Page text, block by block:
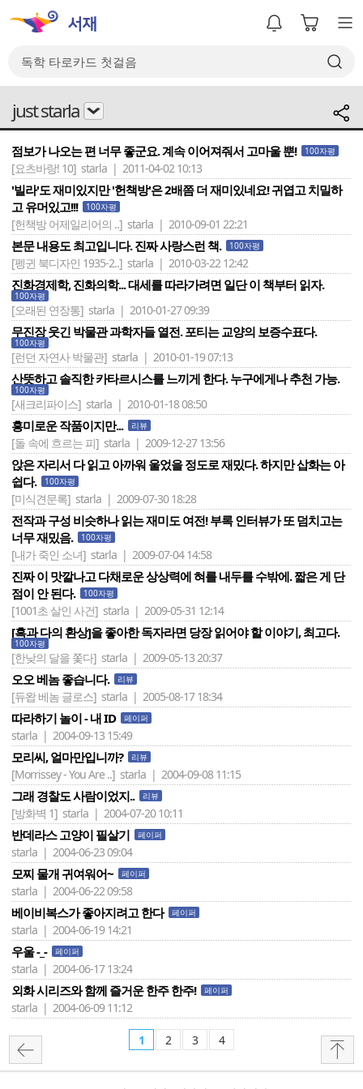
just starla
점보가 나오는 편 너무 좋군요. 계속 이어져줘서 고마울 뿐! 100자평
[요츠바랑! 10] starla | 2011-04-02 10:13
'빌라'도 재미있지만 '헌책방'은 2배쯤 더 재미있네요! 귀엽고 치밀하
고 유머있고!!!
100자평
[헌책방 어제일리어의 ..] starla | 2010-09-01 22:21
본문 내용도 최고입니다. 진짜 사랑스런 책. 100자평
[펭귄 북디자인 1935-2..] starla | 2010-03-22 12:42
진화경제학, 진화의학... 대세를 따라가려면 일단 이 책부터 읽자.
100자평
[오래된 연장통] starla | 2010-01-27 09:39
무진장 웃긴 박물관 과학자들 열전. 포티는 교양의 보증수표다.
100자평
[런던 자연사 박물관] starla | 2010-01-19 07:13
산뜻하고 솔직한 카타르시스를 느끼게 한다. 누구에게나 추천 가능.
100자평
[새크리파이스] starla | 2010-01-18 08:50
흥미로운 작품이지만... 리뷰
[돌 속에 흐르는 피] starla | 2009-12-27 13:56
앉은 자리서 다 읽고 아까워 울었을 정도로 재밌다. 하지만 삽화는 아
쉽다.
100자평
[미식견문록] starla | 2009-07-30 18:28
전작과 구성 비슷하나 읽는 재미도 여전! 부록 인터뷰가 또 덤치고는
너무 재밌음.
100자평
[내가 죽인 소녀] starla | 2009-07-04 14:58
진짜 이 맛깔나고 다채로운 상상력에 혀를 내두를 수밖에. 짧은 게 단
점이 안 된다.
100자평
[1001초 살인 사건] starla | 2009-05-31 12:14
[흑과 다의 환상]을 좋아한 독자라면 당장 읽어야 할 이야기, 최고다.
100자평
[한낮의 달을 쫓다] starla | 2009-05-13 20:37
오오 베놈 좋습니다. 리뷰
[듀왑 베놈 글로스] starla | 2005-08-17 18:34
따라하기 놀이 - 내 ID 페이퍼
starla | 2004-09-13 15:49
모리씨, 얼마만입니까? 리뷰
[Morrissey - You Are ..] starla | 2004-09-08 11:15
그래 경찰도 사람이었지.. 리뷰
[방화벽 1] starla | 2004-07-20 10:11
반데라스 고양이 필살기 페이퍼
starla | 2004-06-23 09:04
모찌 물개 귀여워어~ 페이퍼
starla | 2004-06-22 09:58
베이비복스가 좋아지려고 한다 페이퍼
starla | 2004-06-19 14:21
우울 -_- 페이퍼
starla | 2004-06-17 13:24
외화 시리즈와 함께 즐거운 한주 한주! 페이퍼
starla | 2004-06-09 11:12
1 2 3 4